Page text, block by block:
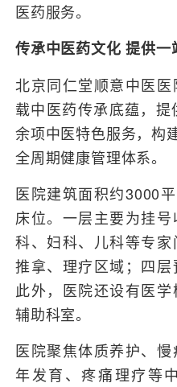
医药服务。
传承中医药文化 提供一
北京同仁堂顺意中医
载中医药传承底蕴，
余项中医特色服务，构
全周期健康管理体系。
医院建筑面积约3000
床位。一层主要为挂
科、妇科、儿科等专家
推拿、理疗区域；四层
此外，医院还设有医
辅助科室。
医院聚焦体质养护、
年发育、疼痛理疗等